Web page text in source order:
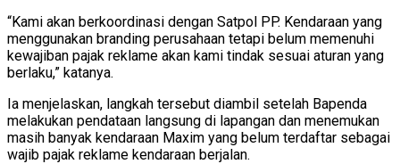
“Kami akan berkoordinasi dengan Satpol PP. Kendaraan yang
menggunakan branding perusahaan tetapi belum memenuhi
kewajiban pajak reklame akan kami tindak sesuai aturan yang
berlaku,” katanya.
Ia menjelaskan, langkah tersebut diambil setelah Bapenda
melakukan pendataan langsung di lapangan dan menemukan
masih banyak kendaraan Maxim yang belum terdaftar sebagai
wajib pajak reklame kendaraan berjalan.